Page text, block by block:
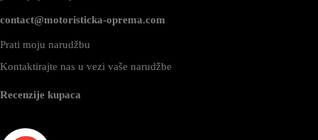
contact@motoristicka-oprema.com
Prati moju narudžbu
Kontaktirajte nas u vezi vaše narudžbe
Recenzije kupaca